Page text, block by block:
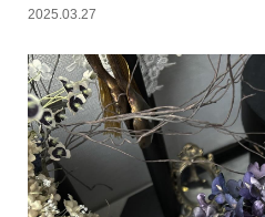
2025.03.27